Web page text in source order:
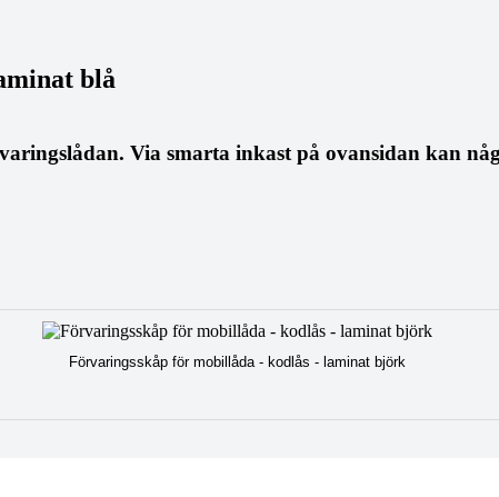
blå
Via smarta inkast på ovansidan kan
Förvaringsskåp för mobillåda - kodlås - laminat björk